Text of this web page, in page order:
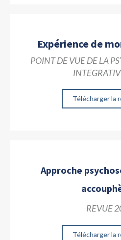
Expérience de
POINT DE VUE DE LA
Télécharger la
Approche
REVUE
Télécharger la